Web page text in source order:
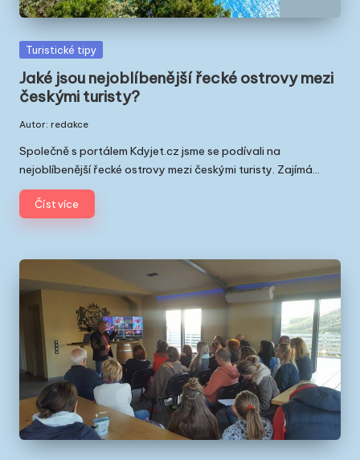
Posted
Turistické tipy
Jaké jsou nejoblíbenější řecké ostrovy mezi
českými turisty?
Posted
by
Autor: redakce
Společně s portálem Kdyjet.cz jsme se podívali na
nejoblíbenější řecké ostrovy mezi českými turisty. Zajímá…
Číst více